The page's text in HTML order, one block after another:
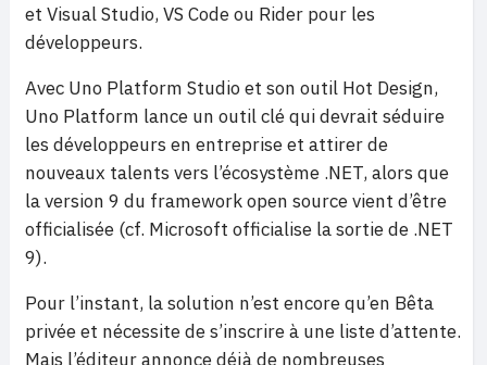
et Visual Studio, VS Code ou Rider pour les
développeurs.
Avec Uno Platform Studio et son outil Hot Design,
Uno Platform lance un outil clé qui devrait séduire
les développeurs en entreprise et attirer de
nouveaux talents vers l’écosystème .NET, alors que
la version 9 du framework open source vient d’être
officialisée (cf. Microsoft officialise la sortie de .NET
9).
Pour l’instant, la solution n’est encore qu’en Bêta
privée et nécessite de s’inscrire à une liste d’attente.
Mais l’éditeur annonce déjà de nombreuses